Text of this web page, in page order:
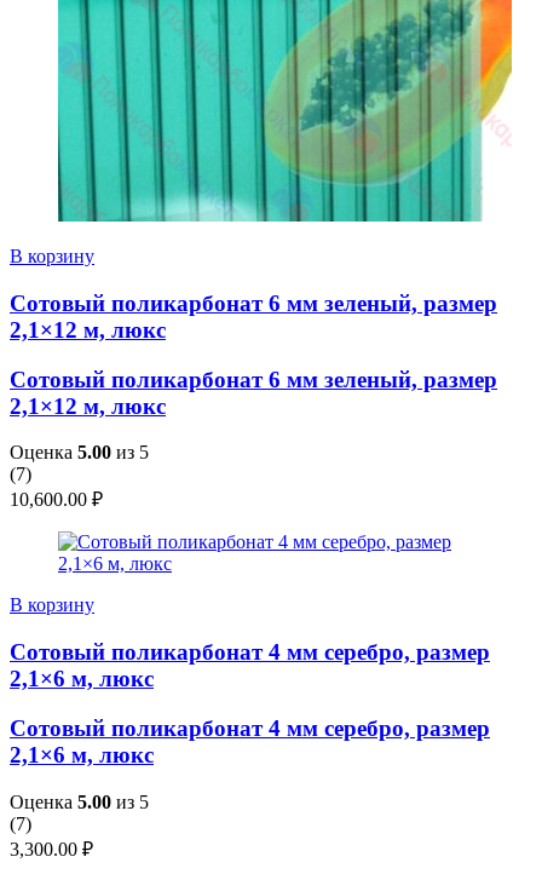
В корзину
Сотовый поликарбонат 6 мм зеленый, размер
2,1×12 м, люкс
Сотовый поликарбонат 6 мм зеленый, размер
2,1×12 м, люкс
Оценка 5.00 из 5
(7)
10,600.00 ₽
В корзину
Сотовый поликарбонат 4 мм серебро, размер
2,1×6 м, люкс
Сотовый поликарбонат 4 мм серебро, размер
2,1×6 м, люкс
Оценка 5.00 из 5
(7)
3,300.00 ₽